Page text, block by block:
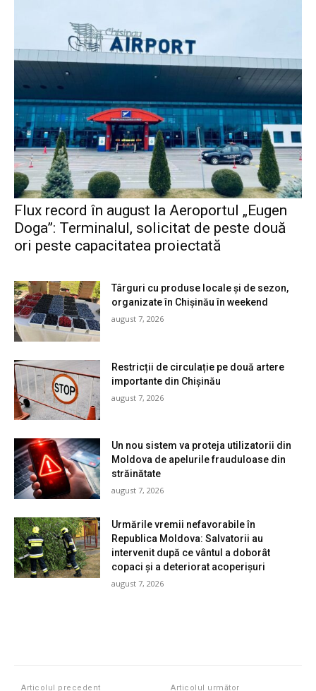
Flux record în august la Aeroportul „Eugen
Doga”: Terminalul, solicitat de peste două
ori peste capacitatea proiectată
Târguri cu produse locale și de sezon,
organizate în Chișinău în weekend
august 7, 2026
Restricții de circulație pe două artere
importante din Chișinău
august 7, 2026
Un nou sistem va proteja utilizatorii din
Moldova de apelurile frauduloase din
străinătate
august 7, 2026
Urmările vremii nefavorabile în
Republica Moldova: Salvatorii au
intervenit după ce vântul a doborât
copaci și a deteriorat acoperișuri
august 7, 2026
Articolul precedent Articolul următor